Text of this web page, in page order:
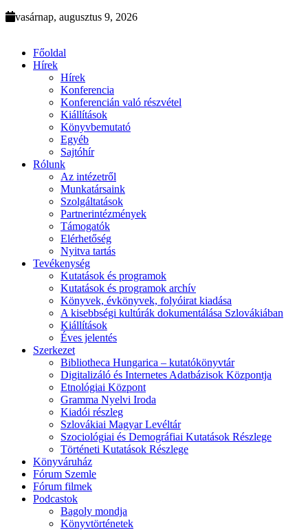
vasárnap, augusztus 9, 2026
Főoldal
Hírek
Hírek
Konferencia
Konferencián való részvétel
Kiállítások
Könyvbemutató
Egyéb
Sajtóhír
Rólunk
Az intézetről
Munkatársaink
Szolgáltatások
Partnerintézmények
Támogatók
Elérhetőség
Nyitva tartás
Tevékenység
Kutatások és programok
Kutatások és programok archív
Könyvek, évkönyvek, folyóirat kiadása
A kisebbségi kultúrák dokumentálása Szlovákiában
Kiállítások
Éves jelentés
Szerkezet
Bibliotheca Hungarica – kutatókönyvtár
Digitalizáló és Internetes Adatbázisok Központja
Etnológiai Központ
Gramma Nyelvi Iroda
Kiadói részleg
Szlovákiai Magyar Levéltár
Szociológiai és Demográfiai Kutatások Részlege
Történeti Kutatások Részlege
Könyváruház
Fórum Szemle
Fórum filmek
Podcastok
Bagoly mondja
Könyvtörténetek